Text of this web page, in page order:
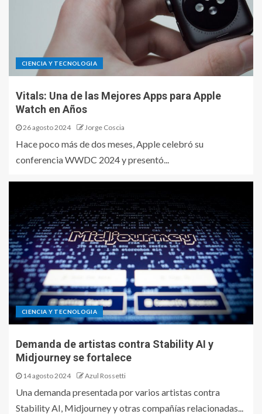
CIENCIA Y TECNOLOGIA
Vitals: Una de las Mejores Apps para Apple
Watch en Años
26 agosto 2024 Jorge Coscia
Hace poco más de dos meses, Apple celebró su
conferencia WWDC 2024 y presentó...
CIENCIA Y TECNOLOGIA
Demanda de artistas contra Stability AI y
Midjourney se fortalece
14 agosto 2024 Azul Rossetti
Una demanda presentada por varios artistas contra
Stability AI, Midjourney y otras compañías relacionadas...